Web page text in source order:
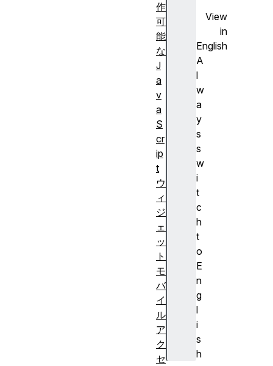
View
in
English
A
l
w
a
y
s
s
w
i
t
c
h
t
o
E
n
g
l
i
s
h
作
可
能
な
J
a
v
a
S
cr
ip
t
ウ
ィ
ジ
ェ
ッ
ト
モ
バ
イ
ル
ア
ク
セ